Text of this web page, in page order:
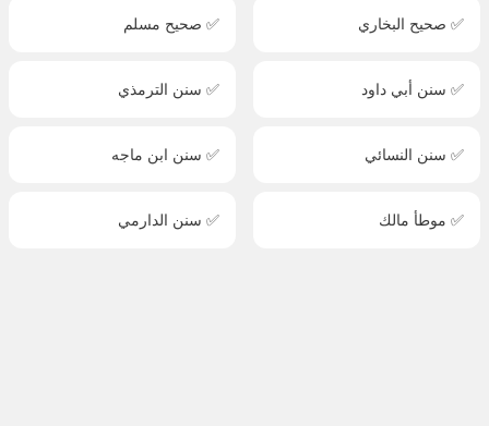
✅ صحيح البخاري ✅ صحيح مسلم
✅ سنن أبي داود ✅ سنن الترمذي
✅ سنن النسائي ✅ سنن ابن ماجه
✅ موطأ مالك ✅ سنن الدارمي